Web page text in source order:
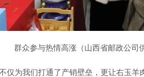
群众参与热情高涨（山西省邮政公司
为我们打通了产销壁垒，更让右玉羊